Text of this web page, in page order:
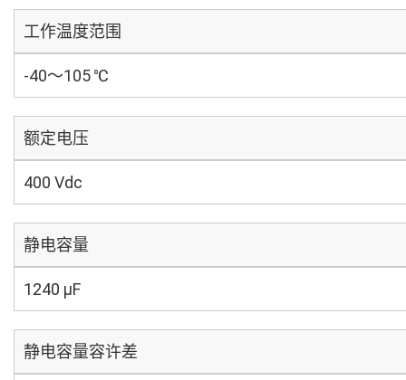
工作温度范围
-40～105 ℃
额定电压
400 Vdc
静电容量
1240 µF
静电容量容许差